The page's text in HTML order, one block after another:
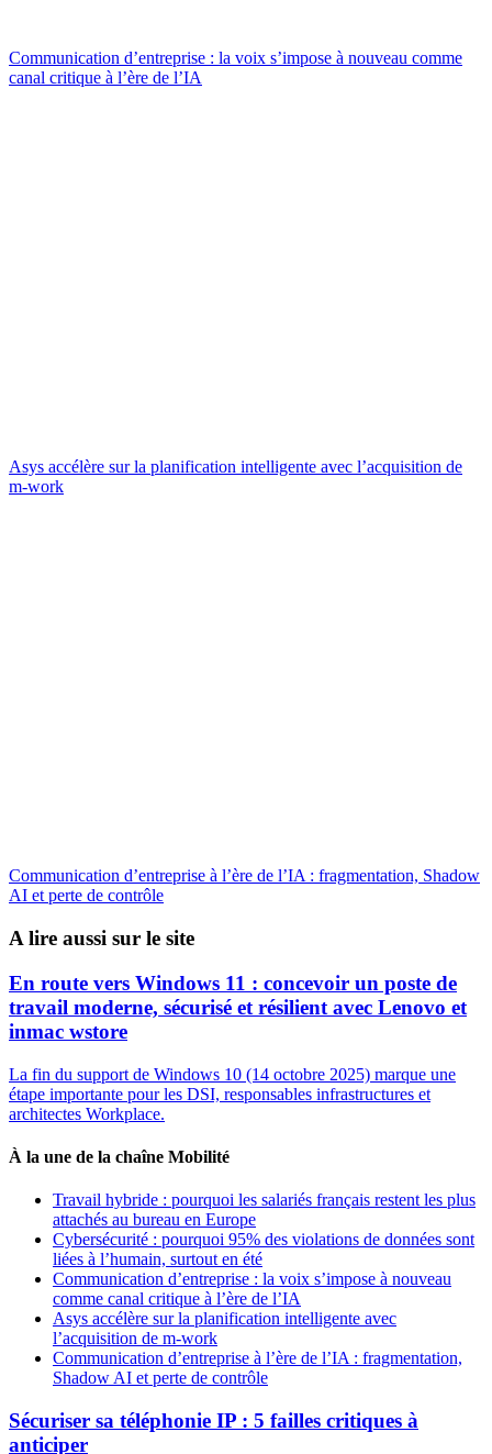
Communication d’entreprise : la voix s’impose à nouveau comme
canal critique à l’ère de l’IA
Asys accélère sur la planification intelligente avec l’acquisition de
m-work
Communication d’entreprise à l’ère de l’IA : fragmentation, Shadow
AI et perte de contrôle
A lire aussi sur le site
En route vers Windows 11 : concevoir un poste de
travail moderne, sécurisé et résilient avec Lenovo et
inmac wstore
La fin du support de Windows 10 (14 octobre 2025) marque une
étape importante pour les DSI, responsables infrastructures et
architectes Workplace.
À la une de la chaîne Mobilité
Travail hybride : pourquoi les salariés français restent les plus
attachés au bureau en Europe
Cybersécurité : pourquoi 95% des violations de données sont
liées à l’humain, surtout en été
Communication d’entreprise : la voix s’impose à nouveau
comme canal critique à l’ère de l’IA
Asys accélère sur la planification intelligente avec
l’acquisition de m-work
Communication d’entreprise à l’ère de l’IA : fragmentation,
Shadow AI et perte de contrôle
Sécuriser sa téléphonie IP : 5 failles critiques à
anticiper